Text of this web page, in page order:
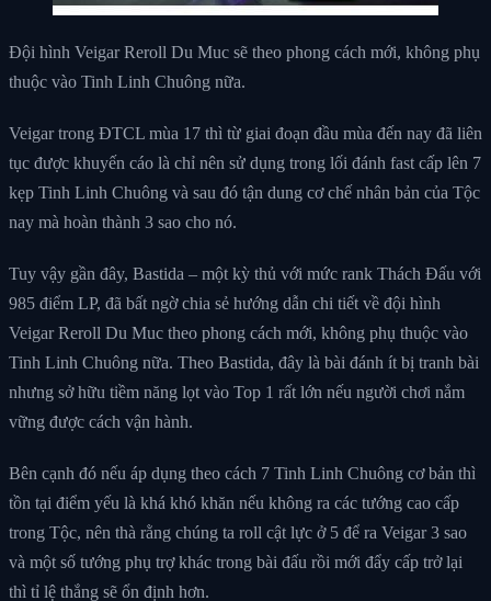
Đội hình Veigar Reroll Du Muc sẽ theo phong cách mới, không phụ
thuộc vào Tinh Linh Chuông nữa.
Veigar trong ĐTCL mùa 17 thì từ giai đoạn đầu mùa đến nay đã liên
tục được khuyến cáo là chỉ nên sử dụng trong lối đánh fast cấp lên 7
kẹp Tinh Linh Chuông và sau đó tận dung cơ chế nhân bản của Tộc
nay mà hoàn thành 3 sao cho nó.
Tuy vậy gần đây, Bastida – một kỳ thủ với mức rank Thách Đấu với
985 điểm LP, đã bất ngờ chia sẻ hướng dẫn chi tiết về đội hình
Veigar Reroll Du Muc theo phong cách mới, không phụ thuộc vào
Tinh Linh Chuông nữa. Theo Bastida, đây là bài đánh ít bị tranh bài
nhưng sở hữu tiềm năng lọt vào Top 1 rất lớn nếu người chơi nắm
vững được cách vận hành.
Bên cạnh đó nếu áp dụng theo cách 7 Tinh Linh Chuông cơ bản thì
tồn tại điểm yếu là khá khó khăn nếu không ra các tướng cao cấp
trong Tộc, nên thà rằng chúng ta roll cật lực ở 5 để ra Veigar 3 sao
và một số tướng phụ trợ khác trong bài đấu rồi mới đẩy cấp trở lại
thì tỉ lệ thắng sẽ ổn định hơn.